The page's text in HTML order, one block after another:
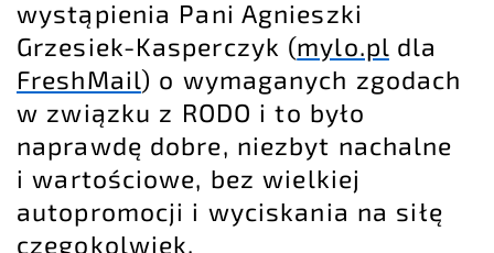
wystąpienia Pani Agnieszki
Grzesiek-Kasperczyk (mylo.pldla
FreshMail) o wymaganych zgodach
w związku z RODO i to było
naprawdę dobre, niezbyt nachalne
i wartościowe, bez wielkiej
autopromocji i wyciskania na siłę
czegokolwiek.